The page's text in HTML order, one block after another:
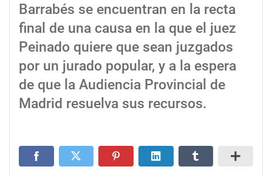
Barrabés se encuentran en la recta
final de una causa en la que el juez
Peinado quiere que sean juzgados
por un jurado popular, y a la espera
de que la Audiencia Provincial de
Madrid resuelva sus recursos.